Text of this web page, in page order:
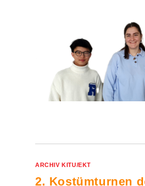
ARCHIV KITU/EKT
2. Kostümturnen